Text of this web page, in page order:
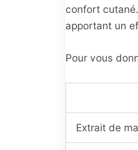
confort
apportant un
Pour vous
Extrait de